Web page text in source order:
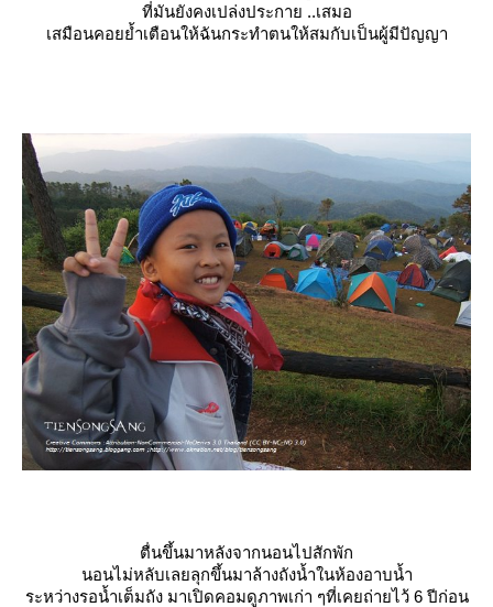
ที่มันยังคงเปล่งประกาย ..เสมอ
เสมือนคอยย้ำเตือนให้ฉันกระทำตนให้สมกับเป็นผู้มีปัญญา
ตื่นขึ้นมาหลังจากนอนไปสักพัก
นอนไม่หลับเลยลุกขึ้นมาล้างถังน้ำในห้องอาบน้ำ
ระหว่างรอน้ำเต็มถัง มาเปิดคอมดูภาพเก่า ๆที่เคยถ่ายไว้ 6 ปีก่อน